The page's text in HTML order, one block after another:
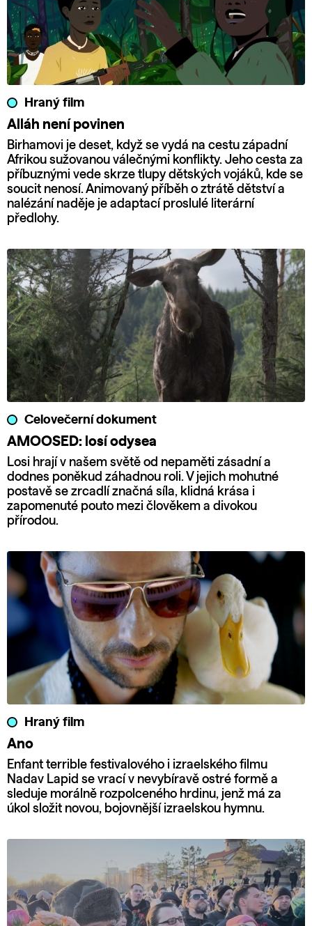
Hraný film
Alláh není povinen
Birhamovi je deset, když se vydá na cestu západní
Afrikou sužovanou válečnými konflikty. Jeho cesta za
příbuznými vede skrze tlupy dětských vojáků, kde se
soucit nenosí. Animovaný příběh o ztrátě dětství a
nalézání naděje je adaptací proslulé literární
předlohy.
Celovečerní dokument
AMOOSED: losí odysea
Losi hrají v našem světě od nepaměti zásadní a
dodnes poněkud záhadnou roli. V jejich mohutné
postavě se zrcadlí značná síla, klidná krása i
zapomenuté pouto mezi člověkem a divokou
přírodou.
Hraný film
Ano
Enfant terrible festivalového i izraelského filmu
Nadav Lapid se vrací v nevybíravě ostré formě a
sleduje morálně rozpolceného hrdinu, jenž má za
úkol složit novou, bojovnější izraelskou hymnu.